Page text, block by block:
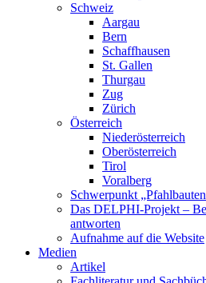
Schweiz
Aargau
Bern
Schaffhausen
St. Gallen
Thurgau
Zug
Zürich
Österreich
Niederösterreich
Oberösterreich
Tirol
Voralberg
Schwerpunkt
Das DELPHI-Projekt –
antworten
Aufnahme auf die Website
Medien
Artikel